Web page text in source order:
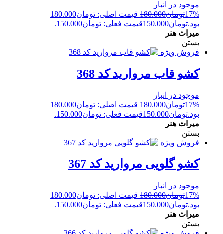
موجود در انبار
17%تومان180.000
قیمت اصلی: تومان180.000
بود.تومان150.000قیمت فعلی: تومان150.000.
میراث هنر
بستن
فروش ویژه
کشو قاب مروارید کد 368
موجود در انبار
17%تومان180.000
قیمت اصلی: تومان180.000
بود.تومان150.000قیمت فعلی: تومان150.000.
میراث هنر
بستن
فروش ویژه
کشو گلویی مروارید کد 367
موجود در انبار
17%تومان180.000
قیمت اصلی: تومان180.000
بود.تومان150.000قیمت فعلی: تومان150.000.
میراث هنر
بستن